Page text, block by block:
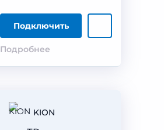
Подключить
Подробнее
KION